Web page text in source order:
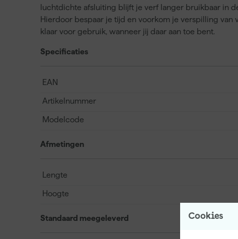
Cookies
luchtdichte afsluiting blijft je verf langer bruikbaar in
Hierdoor bespaar je tijd en voorkom je verspilling
klaar voor gebruik, wanneer jij daar aan toe bent.
Specificaties
EAN
Artikelnummer
Modelcode
Afmetingen
Lengte
Hoogte
Standaard meegeleverd